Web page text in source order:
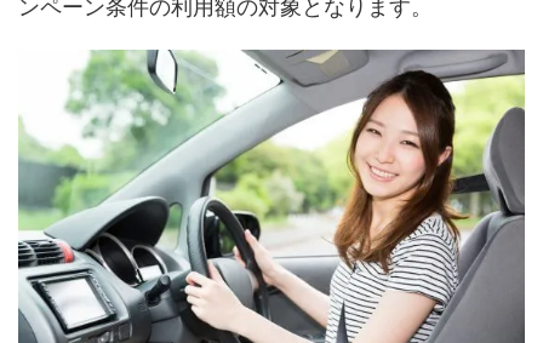
ンペーン条件の利用額の対象となります。